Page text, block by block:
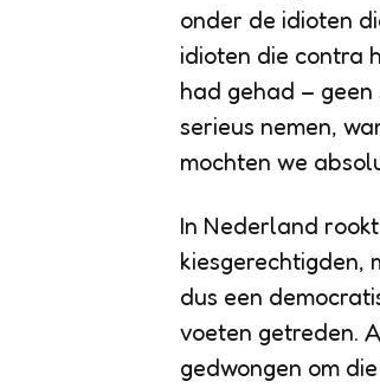
onder de idioten
idioten die contra
had gehad –
serieus nemen,
mochten we
In Nederland
kiesgerechtigden,
dus een
voeten getreden.
gedwongen om